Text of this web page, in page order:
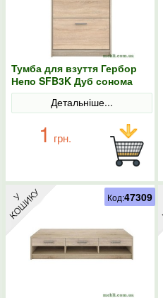
Тумба для взуття Гербор
Непо SFB3K Дуб сонома
Детальніше...
1 грн.
Код:47309